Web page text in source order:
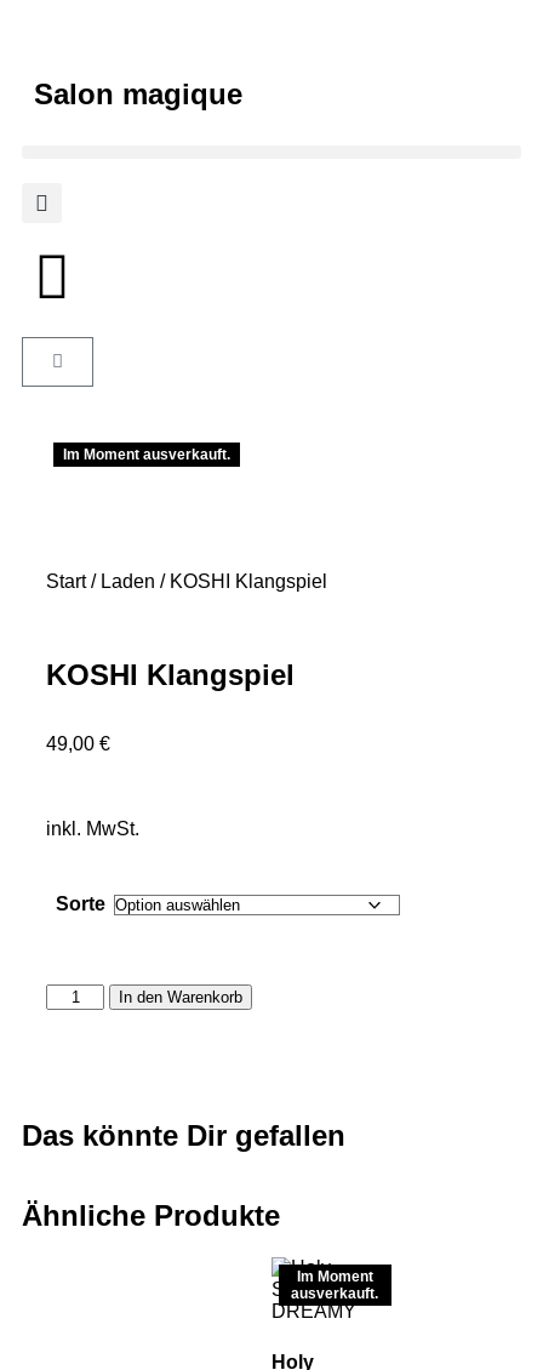
Salon magique
Im Moment ausverkauft.
Start/ Laden / KOSHI Klangspiel
KOSHI Klangspiel
49,00 €
inkl. MwSt.
Sorte
In den Warenkorb
Das könnte Dir gefallen
Ähnliche Produkte
Im Moment
ausverkauft.
Holy